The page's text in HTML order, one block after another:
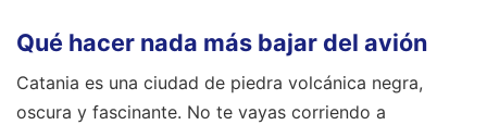
Qué hacer nada más bajar del avión
Catania es una ciudad de piedra volcánica negra,
oscura y fascinante. No te vayas corriendo a